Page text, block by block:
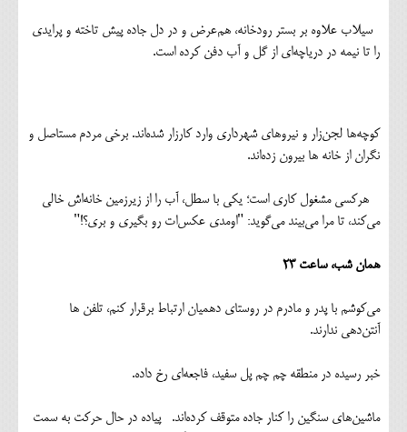
سیلاب علاوه بر بستر رودخانه، هم‌عرض و در دل جاده پیش تاخته و پرایدی
را تا نیمه در دریاچه‌ای از گل و آب دفن کرده است.
کوچه‌ها لجن‌زار و نیروهای شهرداری وارد کارزار شده‌اند. برخی مردم مستاصل و
نگران از خانه ها بیرون زده‌اند.
هرکسی مشغول کاری است؛ یکی با سطل، آب را از زیرزمین خانه‌اش خالی
می‌کند، تا مرا می‌بیند می‌گوید: "اومدی عکس‌ات رو بگیری و بری؟!"
همان شب، ساعت ۲۳
می‌کوشم با پدر و مادرم در روستای دهمیان ارتباط برقرار کنم، تلفن ها
آنتن‌دهی ندارند.
خبر رسیده در منطقه چم چم پل سفید، فاجعه‌ای رخ داده.
ماشین‌های سنگین را کنار جاده متوقف کرده‌اند. پیاده در حال حرکت به سمت